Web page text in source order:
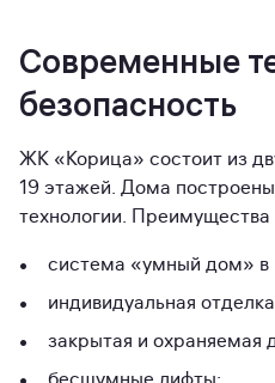
Современные
безопасность
ЖК «Корица» состоит из
19 этажей. Дома
технологии.
система «умный дом» в
индивидуальная
закрытая и охраняемая